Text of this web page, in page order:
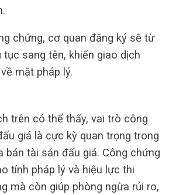
chứng, cơ quan đăng ký sẽ từ
sang tên, khiến giao dịch
mặt pháp lý.
trên có thể thấy, vai trò công
giá là cực kỳ quan trọng trong
bán tài sản đấu giá. Công chứng
tính pháp lý và hiệu lực thi
mà còn giúp phòng ngừa rủi ro,